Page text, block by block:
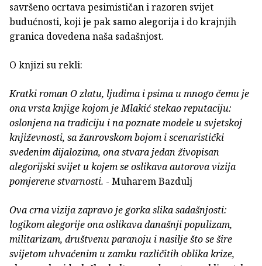
savršeno ocrtava pesimističan i razoren svijet
budućnosti, koji je pak samo alegorija i do krajnjih
granica dovedena naša sadašnjost.
O knjizi su rekli:
Kratki roman O zlatu, ljudima i psima u mnogo čemu je
ona vrsta knjige kojom je Mlakić stekao reputaciju:
oslonjena na tradiciju i na poznate modele u svjetskoj
književnosti, sa žanrovskom bojom i scenaristički
svedenim dijalozima, ona stvara jedan živopisan
alegorijski svijet u kojem se oslikava autorova vizija
pomjerene stvarnosti. - Muharem Bazdulj
Ova crna vizija zapravo je gorka slika sadašnjosti:
logikom alegorije ona oslikava današnji populizam,
militarizam, društvenu paranoju i nasilje što se šire
svijetom uhvaćenim u zamku različitih oblika krize,